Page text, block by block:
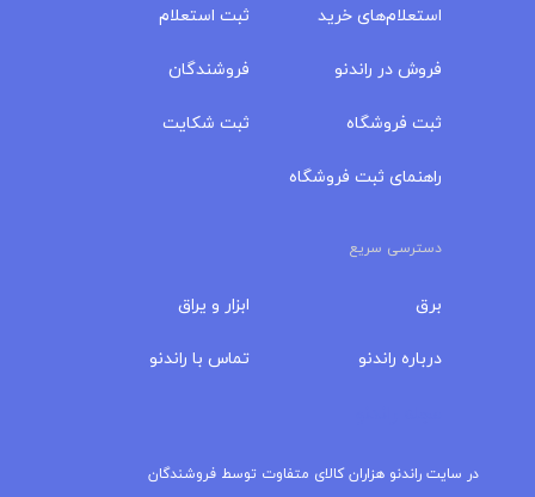
استعلام‌های خرید
فروش در راندنو
ثبت فروشگاه
راهنمای ثبت فروشگاه
ثبت استعلام
فروشندگان
ثبت شکایت
دسترسی سریع
برق
درباره‌ راندنو
ابزار و یراق
تماس با راندنو
در سایت راندنو هزاران کالای متفاوت توسط فروشندگان